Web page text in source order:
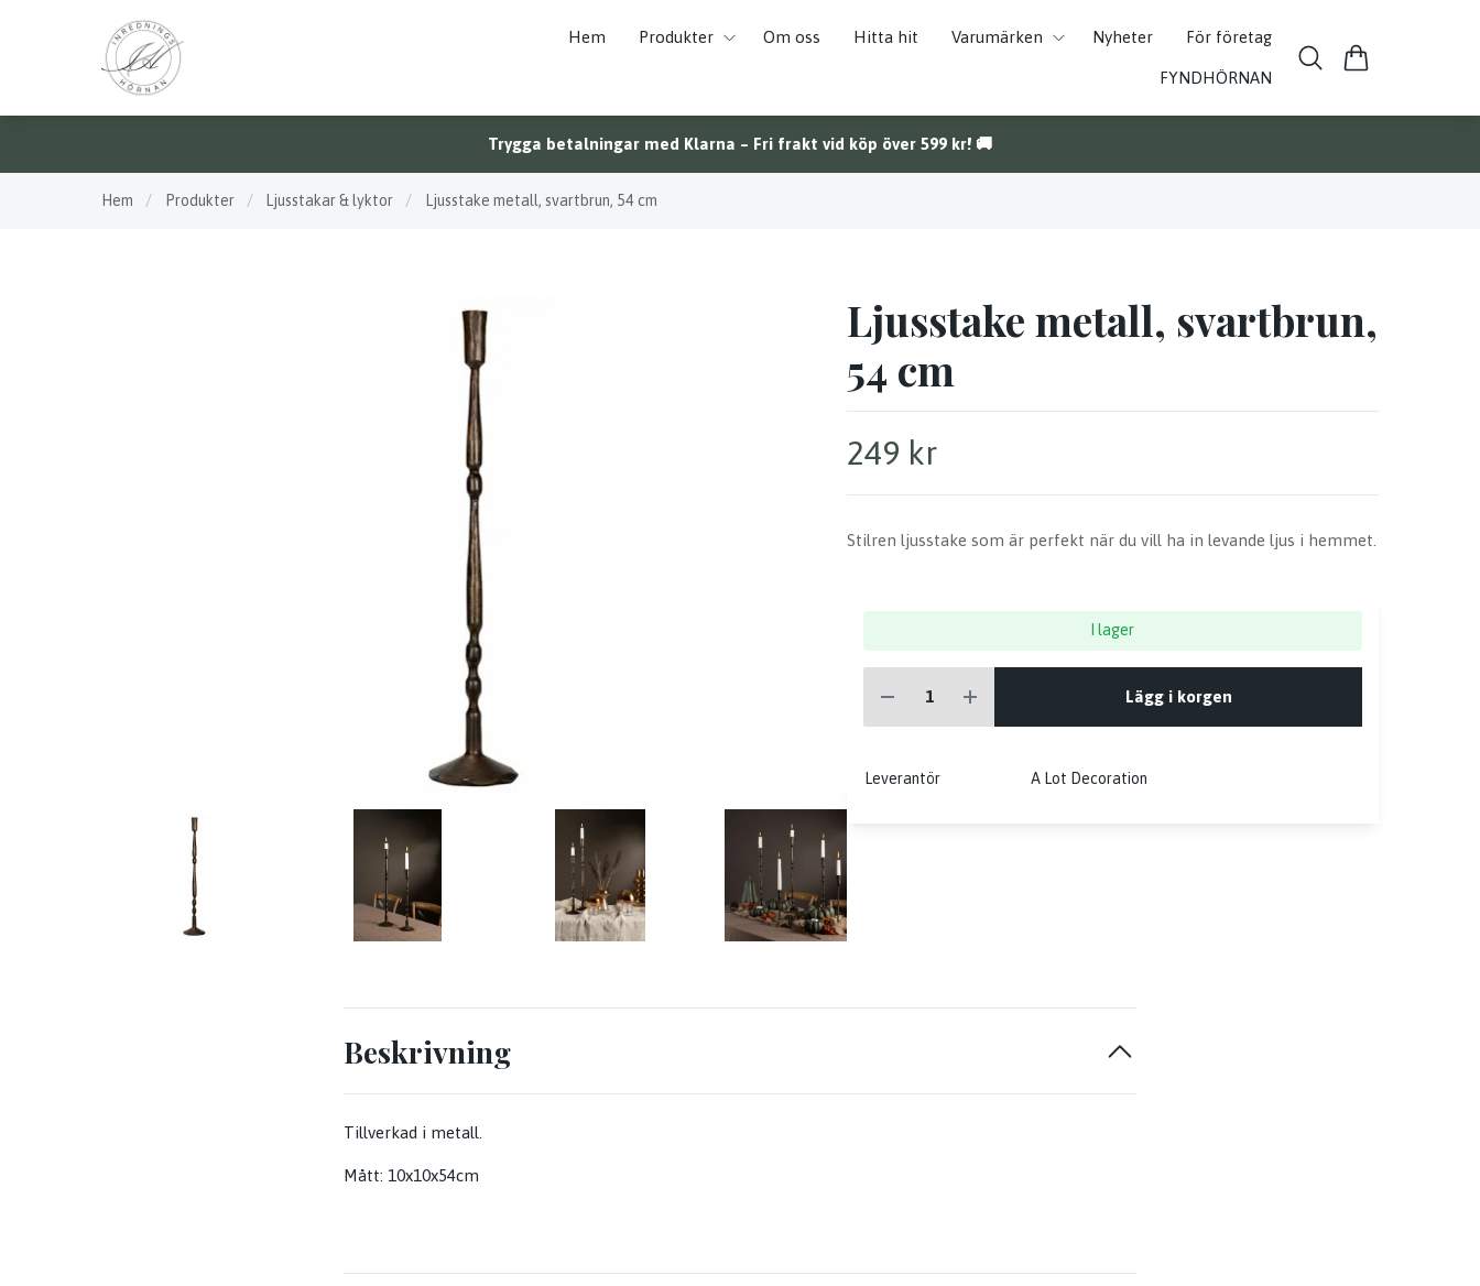
Hem Produkter Om oss Hitta hit Varumärken Nyheter För företag
FYNDHÖRNAN
Trygga betalningar med Klarna – Fri frakt vid köp över 599 kr! 🚚
Hem / Produkter / Ljusstakar & lyktor / Ljusstake metall, svartbrun, 54 cm
Ljusstake metall, svartbrun,
54 cm
249 kr
Stilren ljusstake som är perfekt när du vill ha in levande ljus i hemmet.
I lager
Lägg i korgen
Leverantör A Lot Decoration
Beskrivning
Tillverkad i metall.
Mått: 10x10x54cm